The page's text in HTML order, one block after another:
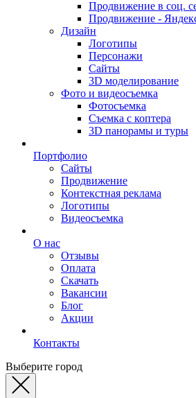
Продвижение в соц.
Продвижение -
Дизайн
Логотипы
Персонажи
Сайты
3D моделирование
Фото и видеосъемка
Фотосъемка
Съемка с коптера
3D панорамы и туры
Портфолио
Сайты
Продвижение
Контекстная реклама
Логотипы
Видеосъемка
О нас
Отзывы
Оплата
Скачать
Вакансии
Блог
Акции
Контакты
Выберите город